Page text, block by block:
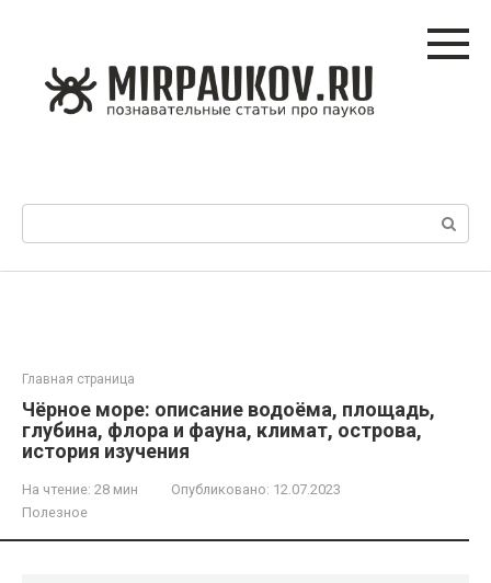
Главная страница
Чёрное море: описание водоёма, площадь,
глубина, флора и фауна, климат, острова,
история изучения
На чтение: 28 мин Опубликовано: 12.07.2023
Полезное